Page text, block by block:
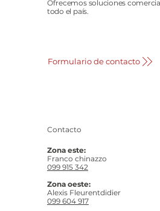
Ofrecemos soluciones
todo el país.
Formulario de contacto
Contacto
Zona este:
Franco chinazzo
099 915 342
Zona oeste:
Alexis Fleurentdidier
099 604 917